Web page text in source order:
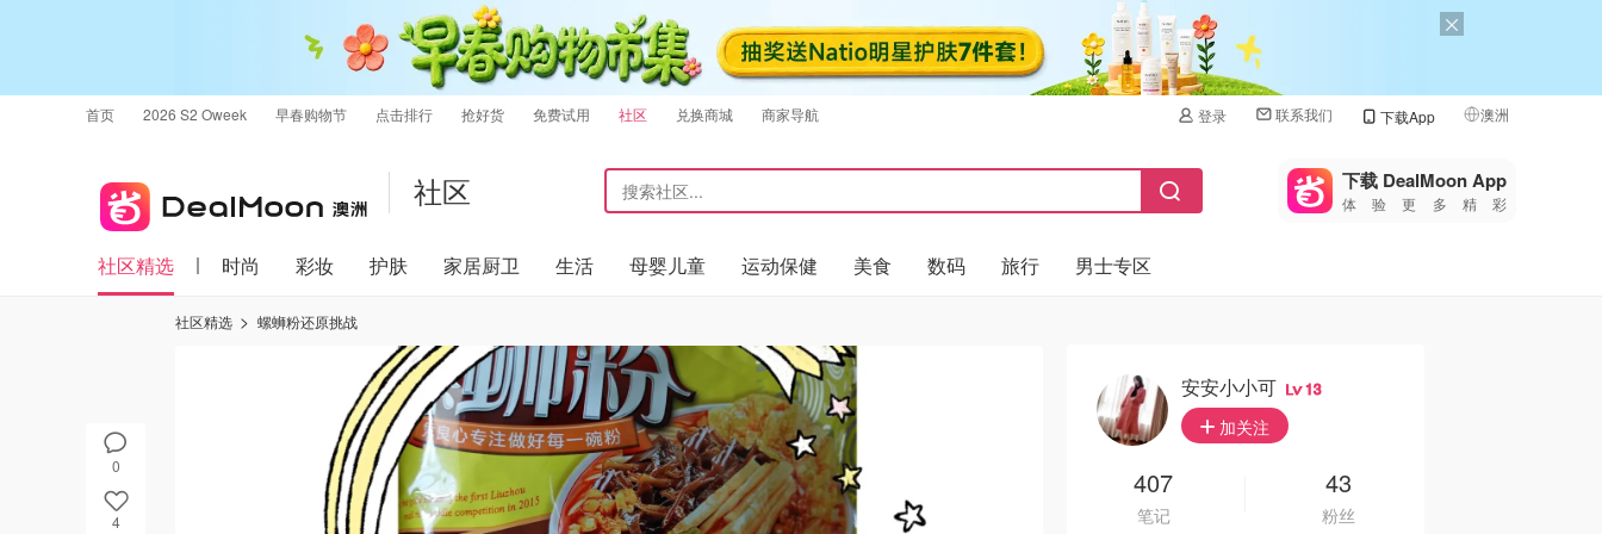
首页 2026 S2 Oweek 早春购物节 点击排行 抢好货 免费试用 社区 兑换商城 商家导航 登录 联系我们 下载App 澳洲
🇺🇸
🇨🇳 中国
社区 下载 DealMoon App
体验更多精彩
社区精选 时尚 彩妆 护肤 家居厨卫 生活 母婴儿童 运动保健 美食 数码 旅行 男士专区
0
4
社区精选 螺蛳粉还原挑战
安安小小可 13
加关注
407
笔记
43
粉丝